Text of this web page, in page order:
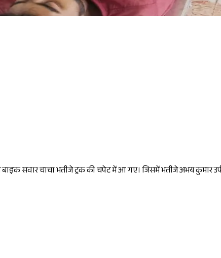
बाइक सवार चाचा भतीजे ट्रक की चपेट में आ गए। जिसमें भतीजे अभय कुमार